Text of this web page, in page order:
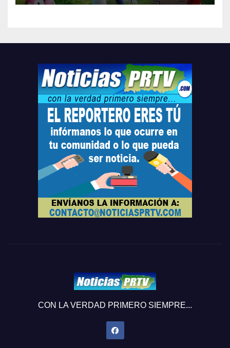
CON LA VERDAD PRIMERO SIEMPRE...